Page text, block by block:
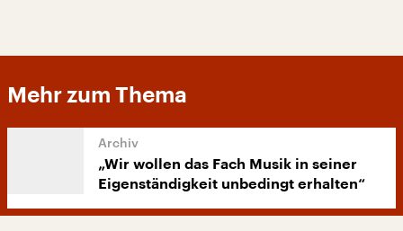
Mehr zum Thema
„Wir wollen das Fach Musik in seiner
Eigenständigkeit unbedingt erhalten“